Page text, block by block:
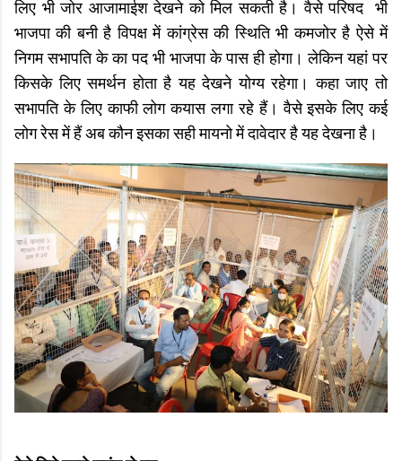
लिए भी जोर आजामाईश देखने को मिल सकती है। वैसे परिषद भी
भाजपा की बनी है विपक्ष में कांग्रेस की स्थिति भी कमजोर है ऐसे में
निगम सभापति के का पद भी भाजपा के पास ही होगा। लेकिन यहां पर
किसके लिए समर्थन होता है यह देखने योग्य रहेगा। कहा जाए तो
सभापति के लिए काफी लोग कयास लगा रहे हैं। वैसे इसके लिए कई
लोग रेस में हैं अब कौन इसका सही मायनो में दावेदार है यह देखना है।